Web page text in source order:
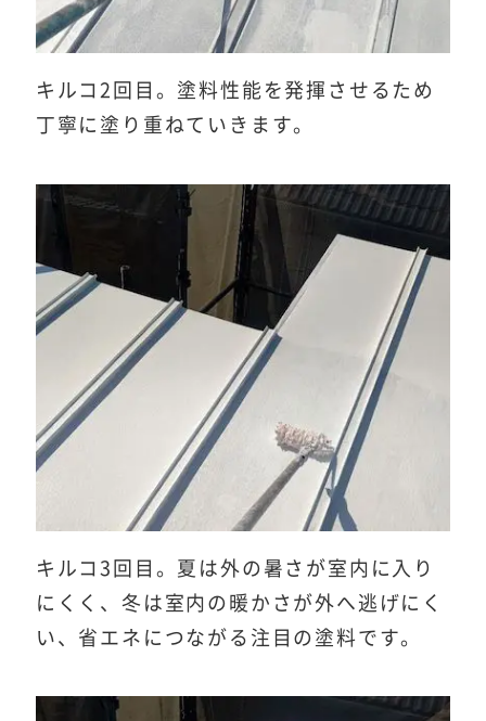
キルコ2回目。塗料性能を発揮させるため
丁寧に塗り重ねていきます。
キルコ3回目。夏は外の暑さが室内に入り
にくく、冬は室内の暖かさが外へ逃げにく
い、省エネにつながる注目の塗料です。